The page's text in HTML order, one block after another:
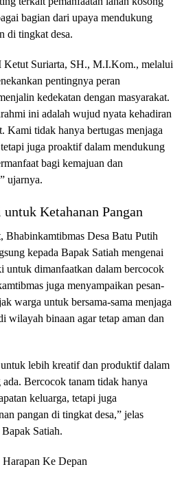
bagian dari upaya mendukung
di tingkat desa.
Ketut Suriarta, SH., M.I.Kom., melalui
pentingnya peran
kedekatan dengan masyarakat.
ini adalah wujud nyata kehadiran
Kami tidak hanya bertugas menjaga
juga proaktif dalam mendukung
bagi kemajuan dan
ujarnya.
Ketahanan Pangan
Bhabinkamtibmas Desa Batu Putih
kepada Bapak Satiah mengenai
untuk dimanfaatkan dalam bercocok
juga menyampaikan pesan-
warga untuk bersama-sama menjaga
wilayah binaan agar tetap aman dan
lebih kreatif dan produktif dalam
Bercocok tanam tidak hanya
keluarga, tetapi juga
pangan di tingkat desa,” jelas
Satiah.
Ke Depan